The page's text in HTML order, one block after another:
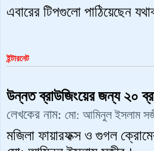
এবারের টিপগুলো পাঠিয়েছেন
ইন্টারনেট
উন্নত ব্রাউজিংয়ের জন্য ২০
লেখকের নাম: মো: আমিনুল ইসলাম
মজিলা ফায়ারফক্স ও গুগল